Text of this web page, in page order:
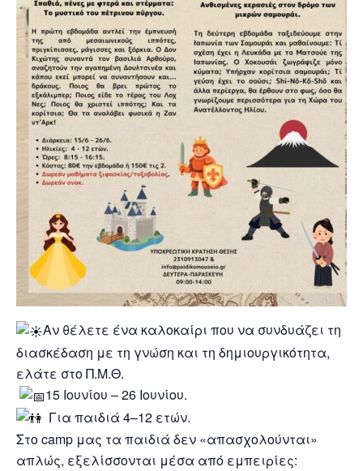
Αν θέλετε ένα καλοκαίρι που να συνδυάζει τη
διασκέδαση με τη γνώση και τη δημιουργικότητα,
ελάτε στο Π.Μ.Θ.
15 Ιουνίου – 26 Ιουνίου.
Για παιδιά 4–12 ετών.
Στο camp μας τα παιδιά δεν «απασχολούνται»
απλώς, εξελίσσονται μέσα από εμπειρίες: